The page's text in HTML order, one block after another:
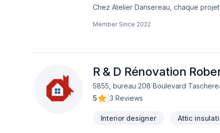
Chez Atelier Dansereau, chaque
équipe expérimentée vous
Member Since 2022
R & D Rénovation
5855, bureau 208 Boulevard
5
3 Reviews
Interior designer Attic